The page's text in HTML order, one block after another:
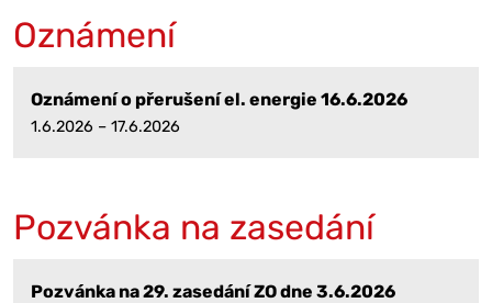
Oznámení
Oznámení o přerušení el. energie 16.6.2026
1.6.2026 – 17.6.2026
Pozvánka na zasedání
Pozvánka na 29. zasedání ZO dne 3.6.2026